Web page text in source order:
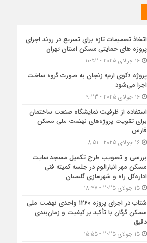
اتخاذ تصمیمات تازه برای تسریع در روند اجرای
پروژه های حمایتی مسکن استان تهران
16 جولای 2025 - 10:52
پروژه «کوی ارم» زنجان به صورت گروه ساخت
اجرا می‌شود
16 جولای 2025 - 9:23
استفاده از ظرفیت نمایشگاه صنعت ساختمان
برای تقویت پروژه‌های نهضت ملی مسکن
فارس
16 جولای 2025 - 8:51
بررسی و تصویب طرح تکمیل مسجد سایت
مسکن مهر انبارالوم در جلسه کمیته فنی
اداره‌کل راه و شهرسازی گلستان
15 جولای 2025 - 18:47
شتاب در اجرای پروژه ۱۲۶۰ واحدی نهضت ملی
مسکن گرگان با تأکید بر کیفیت و زمان‌بندی
دقیق
15 جولای 2025 - 15:55